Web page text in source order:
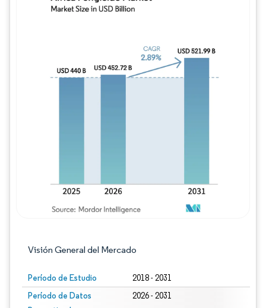
Visión General del Mercado
Período de Estudio 2018 - 2031
Período de Datos
2026 - 2031